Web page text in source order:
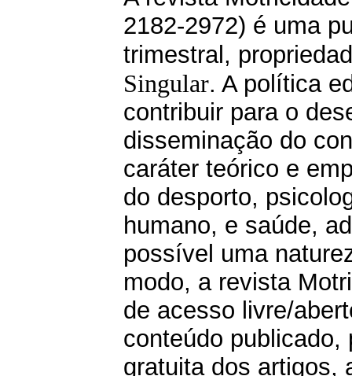
2182-2972) é uma
trimestral,
Singular. A política
contribuir para o
disseminação do
caráter teórico e
do desporto,
humano, e saúde,
possível uma
modo, a revista
de acesso livre/
conteúdo publicado,
gratuita dos artigos,